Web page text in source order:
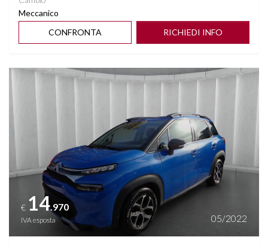
Meccanico
CONFRONTA
RICHIEDI INFO
Vedi dettagli
€ 14.970
IVA esposta 05/2022